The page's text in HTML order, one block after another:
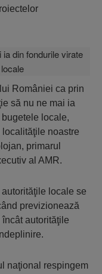
României ca prin
să nu ne mai ia
locale,
localităţile noastre
primarul
al AMR.
locale se
previzionează
autorităţile
naţional respingem